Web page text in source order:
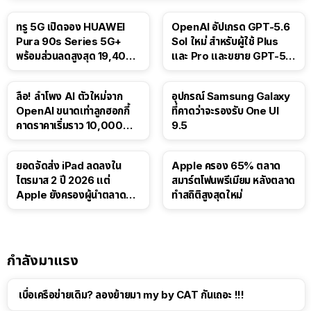
ทรู 5G เปิดจอง HUAWEI
Pura 90s Series 5G+
พร้อมส่วนลดสูงสุด 19,400
OpenAI อัปเกรด GPT-5.6
Sol ใหม่ สำหรับผู้ใช้ Plus
และ Pro และขยาย GPT-5.6
ลือ! ลำโพง AI ตัวใหม่จาก
OpenAI ขนาดเท่าลูกฮอกกี้
คาดราคาเริ่มราว 10,000
อุปกรณ์ Samsung Galaxy
ที่คาดว่าจะรองรับ One UI
9.5
ยอดจัดส่ง iPad ลดลงใน
ไตรมาส 2 ปี 2026 แต่
Apple ยังครองผู้นำตลาด
Apple ครอง 65% ตลาด
สมาร์ตโฟนพรีเมียม หลังตลาด
ทำสถิติสูงสุดใหม่
กำลังมาแรง
เบื่อเครือข่ายเดิม? ลองย้ายมา my by CAT กันเถอะ !!!